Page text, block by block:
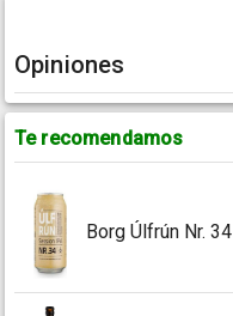
Opiniones
Te recomendamos
Borg Úlfrún Nr. 34